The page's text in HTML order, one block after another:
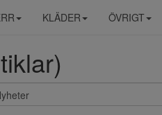
KLÄDER ÖVRIGT